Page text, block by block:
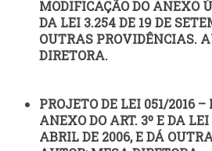
MODIFICAÇÃO DO ANEXO
DA LEI 3.254 DE 19 DE
OUTRAS PROVIDÊNCIAS.
DIRETORA.
PROJETO DE LEI 051/2016
ANEXO DO ART. 3º E DA LEI
ABRIL DE 2006, E DÁ